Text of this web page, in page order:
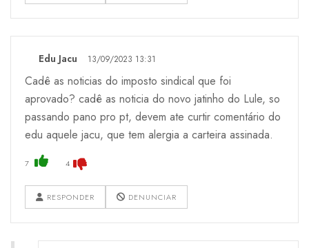
Edu Jacu 13/09/2023 13:31
Cadê as noticias do imposto sindical que foi
aprovado? cadê as noticia do novo jatinho do Lule, so
passando pano pro pt, devem ate curtir comentário do
edu aquele jacu, que tem alergia a carteira assinada.
7 4
RESPONDER DENUNCIAR